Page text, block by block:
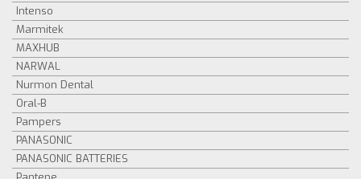
Intenso
Marmitek
MAXHUB
NARWAL
Nurmon Dental
Oral-B
Pampers
PANASONIC
PANASONIC BATTERIES